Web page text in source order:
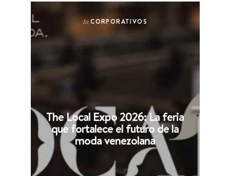
In CORPORATIVOS
The Local Expo 2026: La feria
que fortalece el futuro de la
moda venezolana